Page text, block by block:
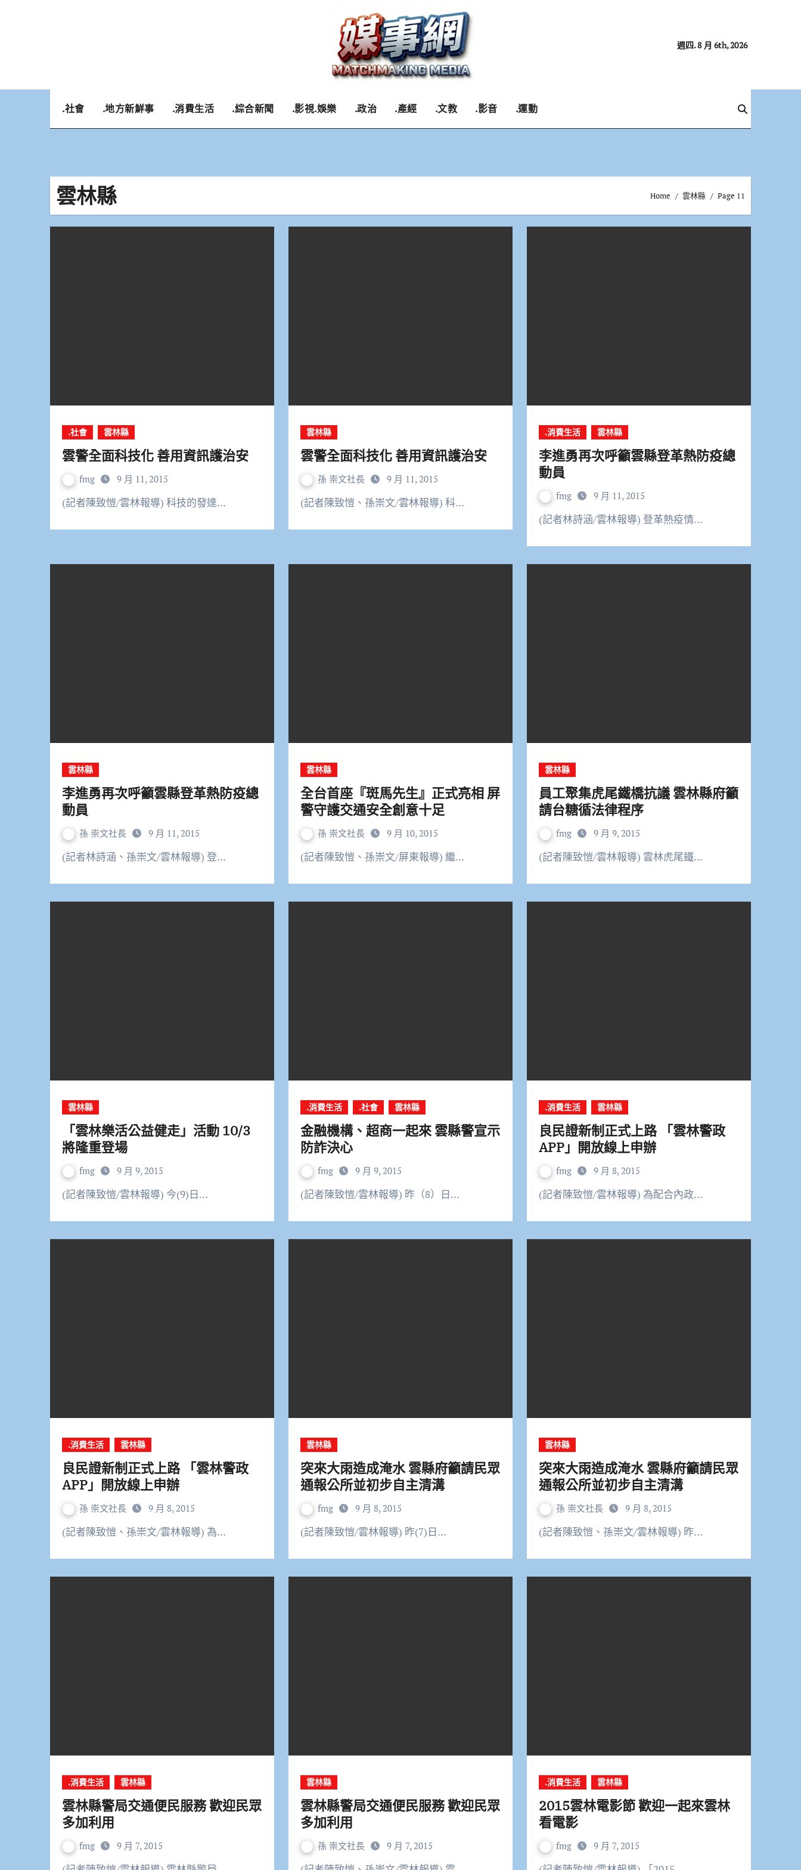
週四. 8 月 6th, 2026
.社會 .地方新鮮事 .消費生活 .綜合新聞 .影視.娛樂 .政治 .產經 .文教 .影音 .運動
雲林縣 Home 雲林縣 Page 11
.社會 雲林縣
雲警全面科技化 善用資訊護治安
fmg 9 月 11, 2015
(記者陳致愷/雲林報導) 科技的發達…
雲林縣
雲警全面科技化 善用資訊護治安
孫 崇文社長 9 月 11, 2015
(記者陳致愷、孫崇文/雲林報導) 科…
.消費生活 雲林縣
李進勇再次呼籲雲縣登革熱防疫總
動員
fmg 9 月 11, 2015
(記者林詩涵/雲林報導) 登革熱疫情…
雲林縣
李進勇再次呼籲雲縣登革熱防疫總
動員
孫 崇文社長 9 月 11, 2015
(記者林詩涵、孫崇文/雲林報導) 登…
雲林縣
全台首座『斑馬先生』正式亮相 屏
警守護交通安全創意十足
孫 崇文社長 9 月 10, 2015
(記者陳致愷、孫崇文/屏東報導) 繼…
雲林縣
員工聚集虎尾鐵橋抗議 雲林縣府籲
請台糖循法律程序
fmg 9 月 9, 2015
(記者陳致愷/雲林報導) 雲林虎尾鐵…
雲林縣
「雲林樂活公益健走」活動 10/3
將隆重登場
fmg 9 月 9, 2015
(記者陳致愷/雲林報導) 今(9)日…
.消費生活 .社會 雲林縣
金融機構、超商一起來 雲縣警宣示
防詐決心
fmg 9 月 9, 2015
(記者陳致愷/雲林報導) 昨（8）日…
.消費生活 雲林縣
良民證新制正式上路 「雲林警政
APP」開放線上申辦
fmg 9 月 8, 2015
(記者陳致愷/雲林報導) 為配合內政…
.消費生活 雲林縣
良民證新制正式上路 「雲林警政
APP」開放線上申辦
孫 崇文社長 9 月 8, 2015
(記者陳致愷、孫崇文/雲林報導) 為…
雲林縣
突來大雨造成淹水 雲縣府籲請民眾
通報公所並初步自主清溝
fmg 9 月 8, 2015
(記者陳致愷/雲林報導) 昨(7)日…
雲林縣
突來大雨造成淹水 雲縣府籲請民眾
通報公所並初步自主清溝
孫 崇文社長 9 月 8, 2015
(記者陳致愷、孫崇文/雲林報導) 昨…
.消費生活 雲林縣
雲林縣警局交通便民服務 歡迎民眾
多加利用
fmg 9 月 7, 2015
雲林縣
雲林縣警局交通便民服務 歡迎民眾
多加利用
孫 崇文社長 9 月 7, 2015
.消費生活 雲林縣
2015雲林電影節 歡迎一起來雲林
看電影
fmg 9 月 7, 2015